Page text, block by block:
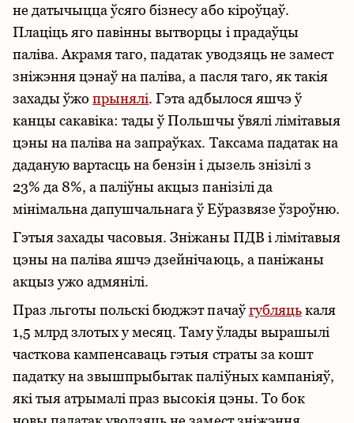
не датычыцца ўсяго бізнесу або кіроўцаў.
Плаціць яго павінны вытворцы і прадаўцы
паліва. Акрамя таго, падатак уводзяць не замест
зніжэння цэнаў на паліва, а пасля таго, як такія
захады ўжопрынялі. Гэта адбылося яшчэ ў
канцы сакавіка: тады ў Польшчы ўвялі лімітавыя
цэны на паліва на запраўках. Таксама падатак на
даданую вартасць на бензін і дызель знізілі з
23% да 8%, а паліўны акцыз панізілі да
мінімальна дапушчальнага ў Еўразвязе ўзроўню.
Гэтыя захады часовыя. Зніжаны ПДВ і лімітавыя
цэны на паліва яшчэ дзейнічаюць, а паніжаны
акцыз ужо адмянілі.
Праз льготы польскі бюджэт пачаўгубляцькаля
1,5 млрд злотых у месяц. Таму ўлады вырашылі
часткова кампенсаваць гэтыя страты за кошт
падатку на звышпрыбытак паліўных кампаніяў,
які тыя атрымалі праз высокія цэны. То бок